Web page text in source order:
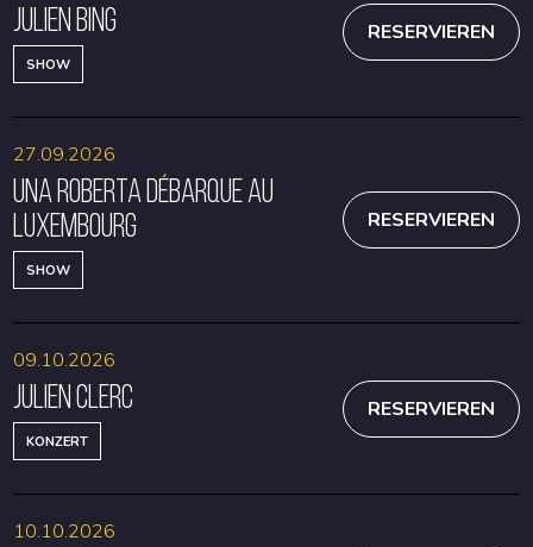
Julien Bing
SHOW
RESERVIEREN
Una Roberta débarque au
Luxembourg
SHOW
27.09.2026
RESERVIEREN
Julien Clerc
KONZERT
09.10.2026
RESERVIEREN
10.10.2026